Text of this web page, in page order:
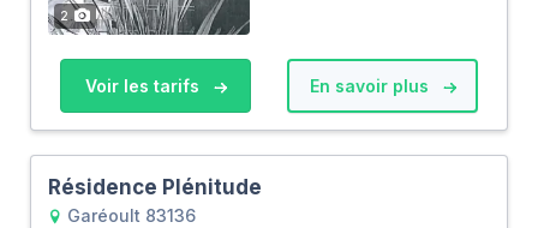
2
Voir les tarifs En savoir plus
Résidence Plénitude
Garéoult 83136